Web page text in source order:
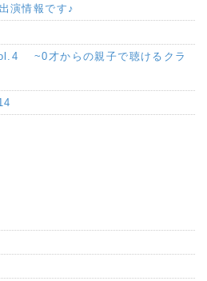
演情報です♪
~0才からの親子で聴けるクラ